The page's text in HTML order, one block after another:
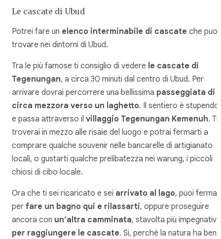
Le cascate di Ubud
Potrei fare un elenco interminabile di cascate che puoi
trovare nei dintorni di Ubud.
Tra le più famose ti consiglio di vedere le cascate di
Tegenungan, a circa 30 minuti dal centro di Ubud. Per
arrivare dovrai percorrere una bellissima passeggiata di
circa mezzora verso un laghetto. Il sentiero è stupendo
e passa attraverso il villaggio Tegenungan Kemenuh. Ti
troverai in mezzo alle risaie del luogo e potrai fermarti a
comprare qualche souvenir nelle bancarelle di artigianato
locali, o gustarti qualche prelibatezza nei warung, i piccoli
chiosi di cibo locale.
Ora che ti sei ricaricato e sei arrivato al lago, puoi
per fare un bagno qui e rilassarti, oppure proseguire
ancora con un’altra camminata, stavolta più
per raggiungere le cascate. Sì, perché la natura ha ben